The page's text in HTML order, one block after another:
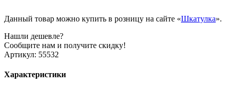
Данный товар можно купить в розницу на сайте «Шкатулка».
Нашли дешевле?
Сообщите нам и получите скидку!
Артикул: 55532
Характеристики